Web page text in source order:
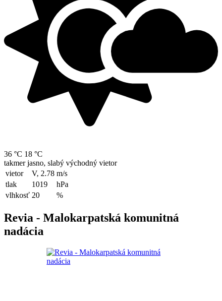
36 °C 18 °C
takmer jasno, slabý východný vietor
vietor
V, 2.78 m/s
tlak
1019
hPa
vlhkosť 20 %
Revia - Malokarpatská komunitná
nadácia